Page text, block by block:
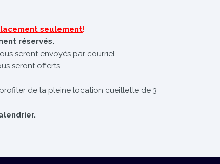
seulement!
réservés.
seront envoyés par courriel.
seront offerts.
de la pleine location cueillette de 3